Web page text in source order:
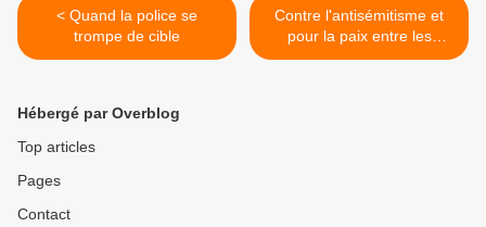
< Quand la police se
trompe de cible
Contre l'antisémitisme et
pour la paix entre les
hommes >
Hébergé par Overblog
Top articles
Pages
Contact